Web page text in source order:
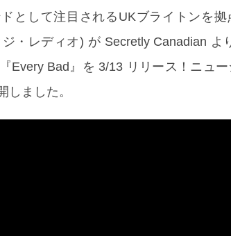
として注目されるUKブライトンを
・レディオ) が Secretly Canadian よ
Every Bad』を 3/13 リリース！ニュー
しました。